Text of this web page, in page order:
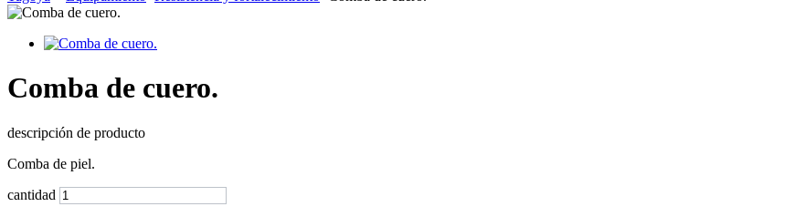
Comba de cuero.
descripción de producto
Comba de piel.
cantidad